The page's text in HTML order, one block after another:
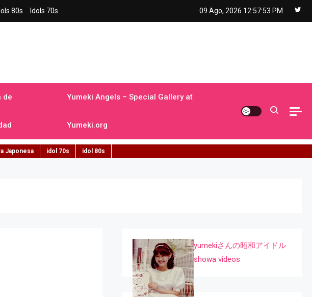
80s Idols 70s 09 Ago, 2026 12:57:54 PM
de Yumeki Angels – Special Gallery at
Yumeki.org
Japonesa idol 70s idol 80s
yumekiさんの昭和アイドル
showa videos